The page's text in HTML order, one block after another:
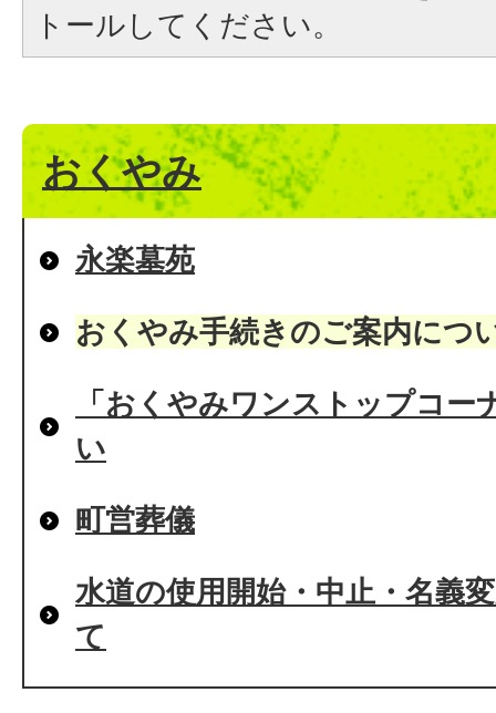
トールしてください。
おくやみ
永楽墓苑
おくやみ手続きのご案内につ
「おくやみワンストップコー
い
町営葬儀
水道の使用開始・中止・名義
て